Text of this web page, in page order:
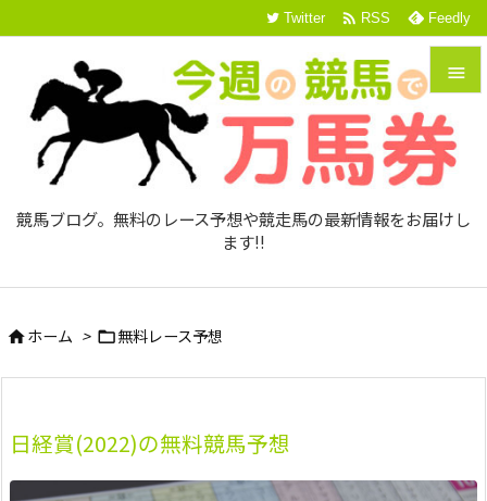
競馬ブログ。無料のレース予想や競走馬の最新情報をお届けし
ます!!


メニュ


検索
Twitter  RSS Feedly
ホーム > 無料レース予想
日経賞(2022)の無料競馬予想